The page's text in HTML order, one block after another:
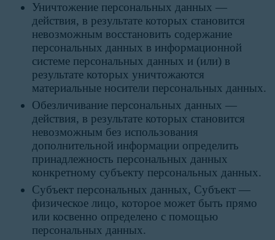
Уничтожение персональных данных —
действия, в результате которых становится
невозможным восстановить содержание
персональных данных в информационной
системе персональных данных и (или) в
результате которых уничтожаются
материальные носители персональных данных.
Обезличивание персональных данных —
действия, в результате которых становится
невозможным без использования
дополнительной информации определить
принадлежность персональных данных
конкретному субъекту персональных данных.
Субъект персональных данных, Субъект —
физическое лицо, которое может быть прямо
или косвенно определено с помощью
персональных данных.